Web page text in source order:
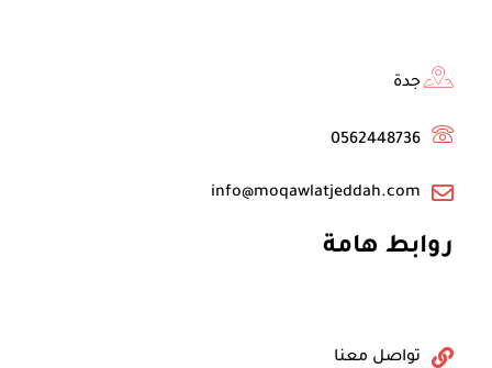
جدة
0562448736
info@moqawlatjeddah.com
روابط هامة
تواصل معنا